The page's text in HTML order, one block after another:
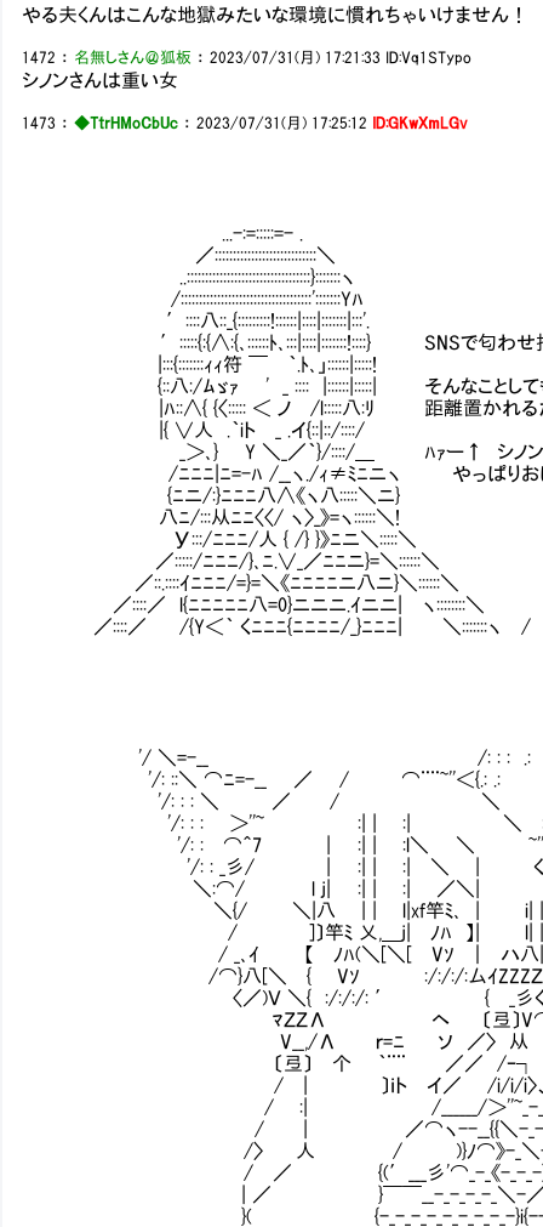
やる夫くんはこんな地獄みたいな環境に慣れちゃいけません！
1472 ： 名無しさん＠狐板 ：2023/07/31(月) 17:21:33 ID:Vq1STypo
シノンさんは重い女
1473 ：◆TtrHMoCbUc ：2023/07/31(月) 17:25:12 ID:GKwXmLGv
...-:=:::::=- .
／::::::::::::::::::::::::::::＼
..::::::::::::::::::::::::::::::::::}:::::::ヽ
/::::::::::::::::::::::::::::::::::::':::::::Yﾊ
′::::八::_{:::::::::!::::::|::::|:::::::|:::'.
′:::::{:{∧:{､::::::ﾄ､:::|::::|:::::::!::::} SNSで匂わせ投稿
|:::{:::::::ｨｨ符 ￣ ｀.ﾄ､」::::::|:::::!
{::八:/ﾑゞｧ ' _ :::: |::::::|:::::| そんなことしても彼
|ﾊ::∧{ {〈::::: ＜ ノ /l:::::八:ﾘ 距離置かれるだけなの
|{ ∨人 .｀iト _ .イ{::|::/::::/
_＞､} Y ＼_／｀}/::::/＿ ﾊｧー↑ シノンさ
/ﾆﾆﾆ|ﾆ=-ﾊ /__ヽ./ｨ≠ﾐﾆニヽ やっぱりおぼこさん
{ﾆニ/:}ﾆﾆﾆ八∧《ヽ八:::::＼ニ}
八ﾆ/:::从ﾆﾆ〈〈/ ヽ〉_》=ヽ::::::＼!
У:::/ﾆﾆﾆ/人 { /} }》ﾆニ＼:::::＼
／:::::/ﾆﾆﾆ/}､ﾆ.∨_／ﾆﾆニ}=＼::::::＼
／::.::::ｲﾆﾆﾆ/=}=＼《ﾆﾆﾆﾆニ八ニ}＼::::::＼
／::::／ l{ﾆﾆﾆﾆﾆ八=0}ニニニ.ｲニニ| ヽ::::::::＼
／::::／ /{Y＜｀ くﾆﾆﾆ{ﾆﾆﾆﾆ/_}ﾆﾆﾆ| ＼:::::::ヽ /
'/ ＼=-__ /: : : .: :. :.
'/: ::＼ ⌒ﾆ=-__ ／ / ⌒¨¨~''＜{.: .:
'/: : : ＼ ／ / ＼ .:.:
'/: : : ＞''~ :| | :| ＼ : : :
'/: : ⌒＾7 | :| | :l＼ ＼ ~''＜
'/: : _彡/ | :| | :| ＼ | く⌒
＼:⌒/ l j| :| | :| ／＼| ＼
＼{/ ＼|八 | | l|xf竿ﾐ､ | i| |〈
/ ]〕竿ﾐ 乂,＿j| ﾉﾊ 】| l| | |＼(＾⌒
/ _､ｲ 【 ﾉﾊ(＼[＼[ Vｿ ｜ ハ八| |
/⌒}八[＼ { Vｿ :/:/:/:厶ｲZZZＺ人(⌒ アン
〈／)Ｖ ＼{ :/:/:/: ′ { _彡く⌒
ﾏＺＺΛ ヘ 〔弖〕V⌒ 写真つきで
V__,/Λ ｒ=ﾆ ソ ／〉 从
〔弖〕 个 ｀¨¨ ／／ /ｰ┐
/ | 〕ｉト イ／ /i/i/i〉
/ :| /______/＞''~_-_＼
/ | ／⌒ヽ--__{{＼-_-_-_
/〉 人 / )}ﾉ⌒》-_＼-
/ ／ {(′___彡'⌒_-_《-_-_-》__-
| ／ }￣￣__-_-_-_-_＼-／__-
}( {-_-_-_-_-_-_-_-_-}i{--_-